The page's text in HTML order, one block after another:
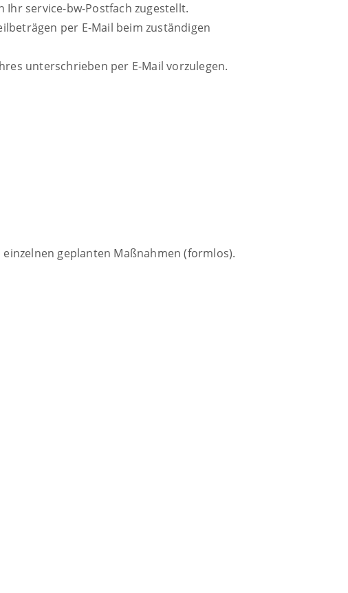
service-bw-Postfach zugestellt.
per E-Mail beim zuständigen
unterschrieben per E-Mail vorzulegen.
geplanten Maßnahmen (formlos).